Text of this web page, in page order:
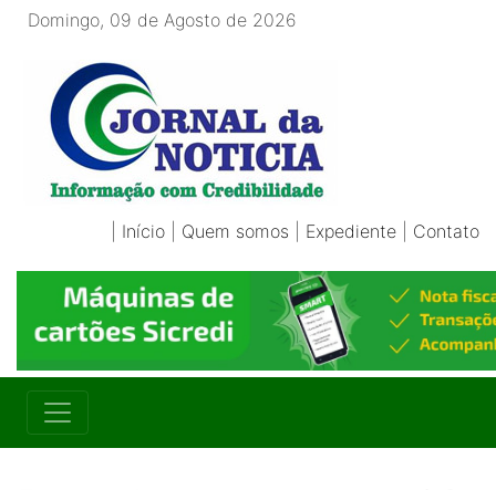
Domingo, 09 de Agosto de 2026
Início Quem somos Expediente Contato